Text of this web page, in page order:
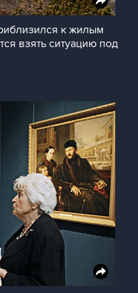
к жилым
взять ситуацию под